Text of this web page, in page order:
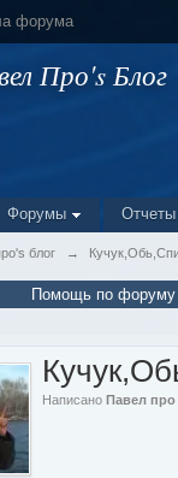
Про's Блог
Форумы Отчеты
блог →
Помощь по форуму
НаписаноПавел про